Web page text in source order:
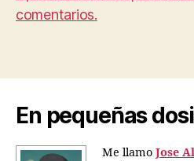
comentarios.
En pequeñas
Me llamo Jose